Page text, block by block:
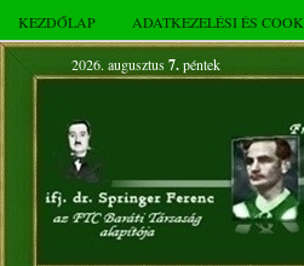
KEZDŐLAP ADATKEZELÉSI ÉS
2026. augusztus 7.péntek